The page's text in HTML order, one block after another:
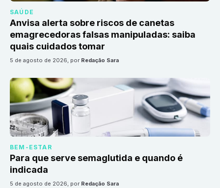
SAÚDE
Anvisa alerta sobre riscos de canetas
emagrecedoras falsas manipuladas: saiba
quais cuidados tomar
5 de agosto de 2026, por Redação Sara
BEM-ESTAR
Para que serve semaglutida e quando é
indicada
5 de agosto de 2026, por Redação Sara